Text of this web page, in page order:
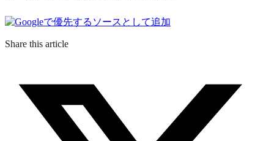
Share this article